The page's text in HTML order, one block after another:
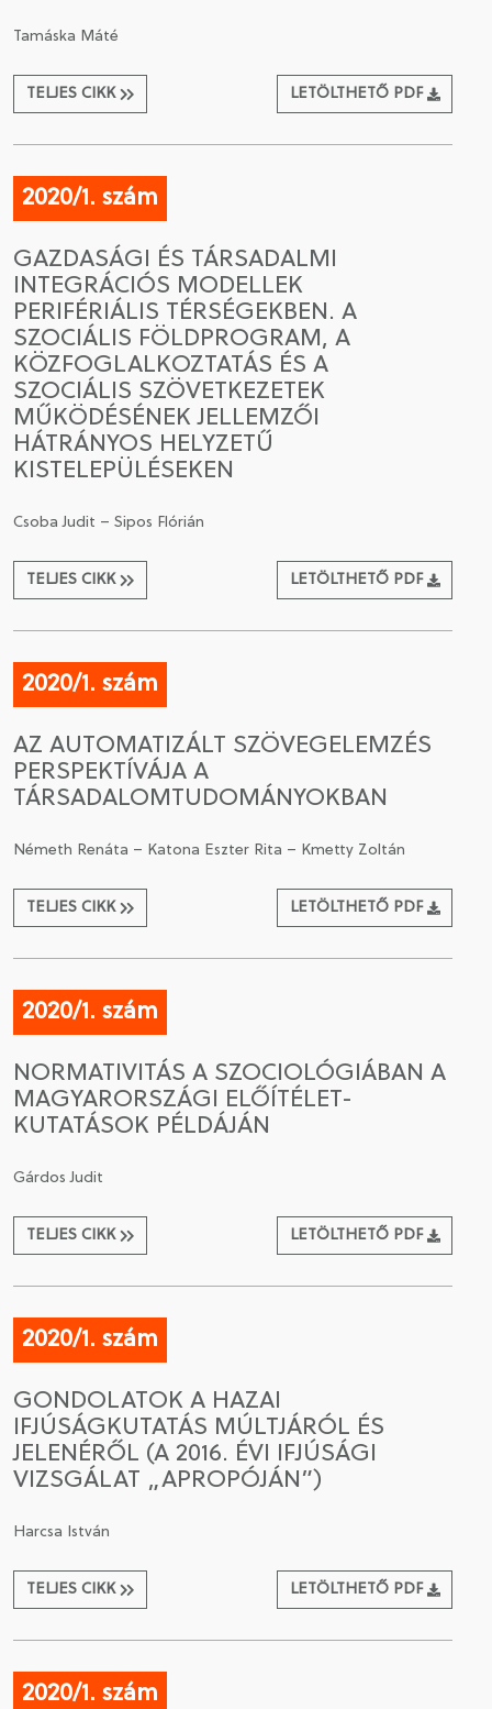
Tamáska Máté
TELJES CIKK LETÖLTHETŐ PDF
2020/1. szám
GAZDASÁGI ÉS TÁRSADALMI
INTEGRÁCIÓS MODELLEK
PERIFÉRIÁLIS TÉRSÉGEKBEN. A
SZOCIÁLIS FÖLDPROGRAM, A
KÖZFOGLALKOZTATÁS ÉS A
SZOCIÁLIS SZÖVETKEZETEK
MŰKÖDÉSÉNEK JELLEMZŐI
HÁTRÁNYOS HELYZETŰ
KISTELEPÜLÉSEKEN
Csoba Judit – Sipos Flórián
TELJES CIKK LETÖLTHETŐ PDF
2020/1. szám
AZ AUTOMATIZÁLT SZÖVEGELEMZÉS
PERSPEKTÍVÁJA A
TÁRSADALOMTUDOMÁNYOKBAN
Németh Renáta – Katona Eszter Rita – Kmetty Zoltán
TELJES CIKK LETÖLTHETŐ PDF
2020/1. szám
NORMATIVITÁS A SZOCIOLÓGIÁBAN A
MAGYARORSZÁGI ELŐÍTÉLET-
KUTATÁSOK PÉLDÁJÁN
Gárdos Judit
TELJES CIKK LETÖLTHETŐ PDF
2020/1. szám
GONDOLATOK A HAZAI
IFJÚSÁGKUTATÁS MÚLTJÁRÓL ÉS
JELENÉRŐL (A 2016. ÉVI IFJÚSÁGI
VIZSGÁLAT „APROPÓJÁN”)
Harcsa István
TELJES CIKK LETÖLTHETŐ PDF
2020/1. szám